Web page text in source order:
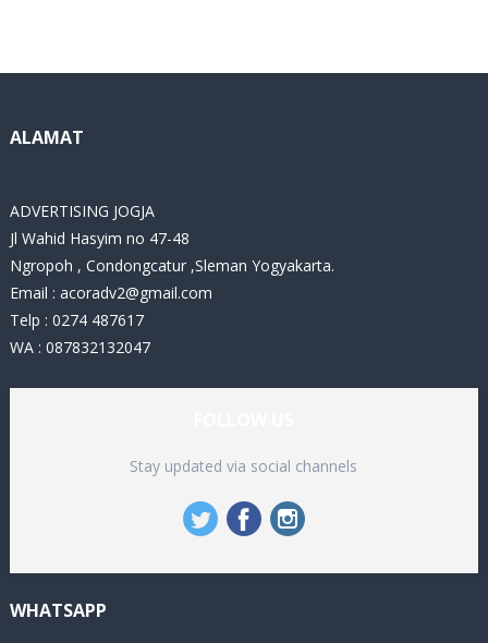
i
ALAMAT
ADVERTISING JOGJA
Jl Wahid Hasyim no 47-48
Ngropoh , Condongcatur ,Sleman Yogyakarta.
Email : acoradv2@gmail.com
Telp : 0274 487617
WA : 087832132047
Stay updated via social channels
WHATSAPP